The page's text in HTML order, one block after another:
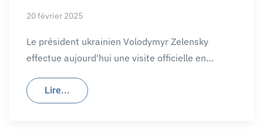
20 février 2025
Le président ukrainien Volodymyr Zelensky
effectue aujourd'hui une visite officielle en…
Lire...